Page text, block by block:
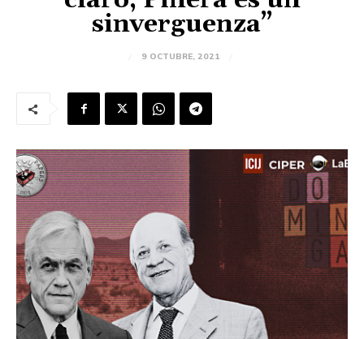
sinverguenza”
9 OCTUBRE, 2021